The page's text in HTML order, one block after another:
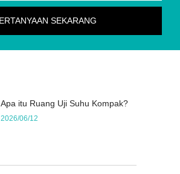
Apa itu Ruang Uji Suhu Kompak?
2026/06/12